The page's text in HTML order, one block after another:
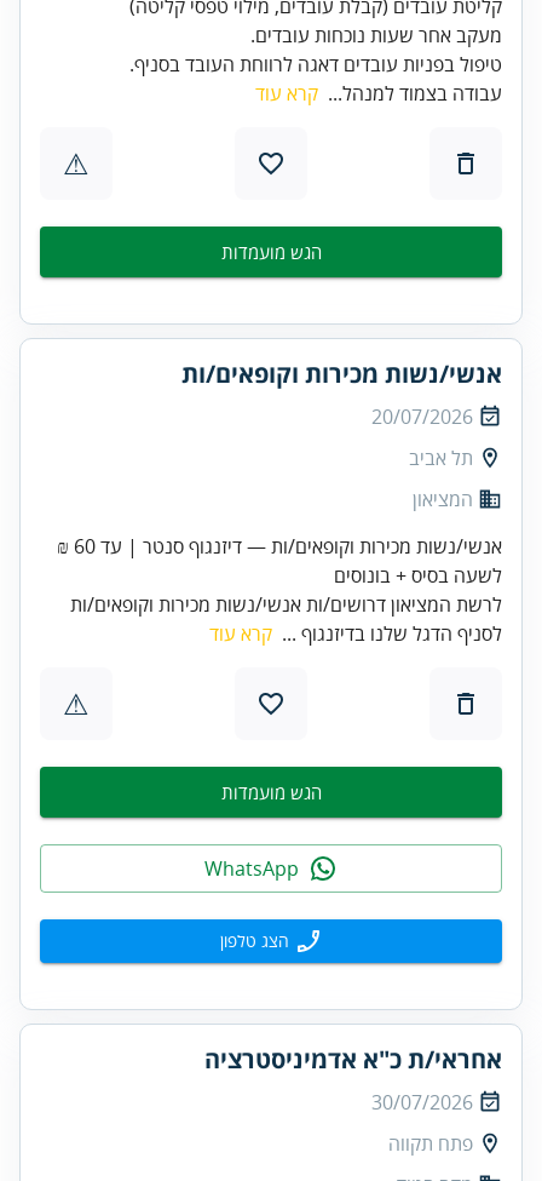
טיפול בפניות עובדים דאגה לרווחת העובד בסניף.
עבודה בצמוד למנהל... קרא עוד
⚠
הגש מועמדות
אנשי/נשות מכירות וקופאים/ות
20/07/2026
תל אביב
המציאון
אנשי/נשות מכירות וקופאים/ות — דיזנגוף סנטר | עד 60 ₪
לשעה בסיס + בונוסים
לרשת המציאון דרושים/ות אנשי/נשות מכירות וקופאים/ות
לסניף הדגל שלנו בדיזנגוף ... קרא עוד
⚠
הגש מועמדות
הצג טלפון
אחראי/ת כ"א אדמיניסטרציה
30/07/2026
פתח תקווה